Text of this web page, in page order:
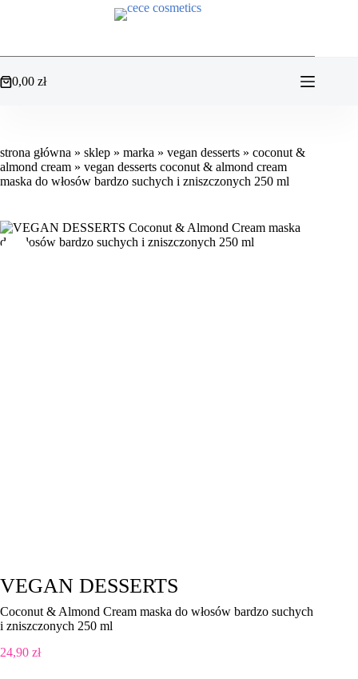
Koszyk
0,00 zł
strona główna » sklep » marka » vegan desserts » coconut &
almond cream » vegan desserts coconut & almond cream
maska do włosów bardzo suchych i zniszczonych 250 ml
VEGAN DESSERTS
Coconut & Almond Cream maska do włosów bardzo suchych
i zniszczonych 250 ml
24,90 zł